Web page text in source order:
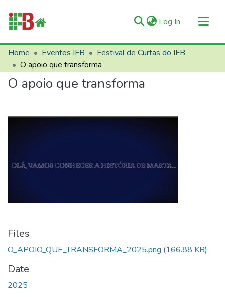
Log In (current)
Communities & Collections
All of RIIFB
Manuals and Terms
About RIIFB
Home Eventos IFB
Festival de Curtas do IFB
O apoio que transforma
O apoio que transforma
Files
O_APOIO_QUE_TRANSFORMA_2025.png (166.88 KB)
Date
2025